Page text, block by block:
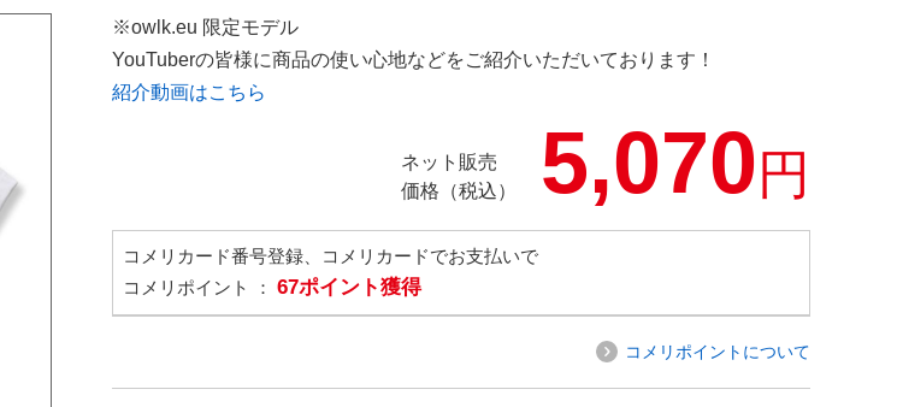
※owlk.eu 限定モデル
YouTuberの皆様に商品の使い心地などをご紹介いただいております！
紹介動画はこちら
ネット販売
価格（税込）
5,070円
コメリカード番号登録、コメリカードでお支払いで
コメリポイント ： 67ポイント獲得
コメリポイントについて